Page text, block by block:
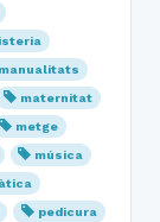
manualitats
maternitat
metge
música
pedicura